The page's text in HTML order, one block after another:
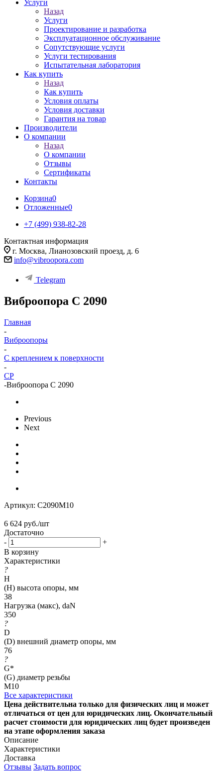
Услуги
Назад
Услуги
Проектирование и разработка
Эксплуатационное обслуживание
Сопутствующие услуги
Услуги тестирования
Испытательная лаборатория
Как купить
Назад
Как купить
Условия оплаты
Условия доставки
Гарантия на товар
Производители
О компании
Назад
О компании
Отзывы
Сертификаты
Контакты
Корзина0
Отложенные0
+7 (499) 938-82-28
Контактная информация
г. Москва, Лианозовский проезд, д. 6
info@vibroopora.com
Telegram
Виброопора C 2090
Главная
-
Виброопоры
-
С креплением к поверхности
-
CP
-Виброопора C 2090
Previous
Next
Артикул: C2090M10
6 624 руб./шт
Достаточно
-
+
В корзину
Характеристики
?
H
(H) высота опоры, мм
38
Нагрузка (макc), daN
350
?
D
(D) внешний диаметр опоры, мм
76
?
G*
(G) диаметр резьбы
М10
Все характеристики
Цена действительна только для физических лиц и может
отличаться от цен для юридических лиц. Окончательный
расчет стоимости для юридических лиц будет произведен
на этапе оформления заказа
Описание
Характеристики
Доставка
Отзывы Задать вопрос